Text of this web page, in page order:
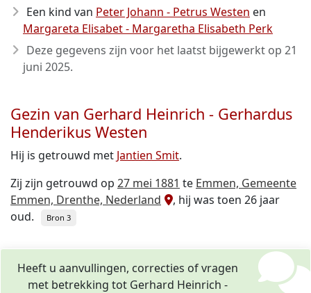
Een kind van Peter Johann - Petrus Westen en
Margareta Elisabet - Margaretha Elisabeth Perk
Deze gegevens zijn voor het laatst bijgewerkt op 21
juni 2025.
Gezin van Gerhard Heinrich - Gerhardus
Henderikus Westen
Hij is getrouwd met Jantien Smit.
Zij zijn getrouwd op 27 mei 1881 te Emmen, Gemeente
Emmen, Drenthe, Nederland
, hij was toen 26 jaar
oud.
Bron 3
Heeft u aanvullingen, correcties of vragen
met betrekking tot Gerhard Heinrich -